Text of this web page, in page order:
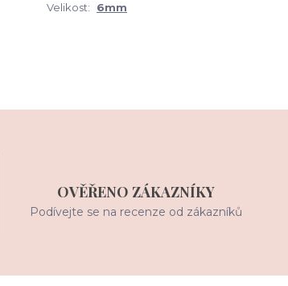
Velikost:
6mm
OVĚŘENO ZÁKAZNÍKY
Podívejte se na recenze od zákazníků